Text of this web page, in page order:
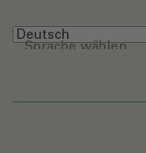
Sprache wählen